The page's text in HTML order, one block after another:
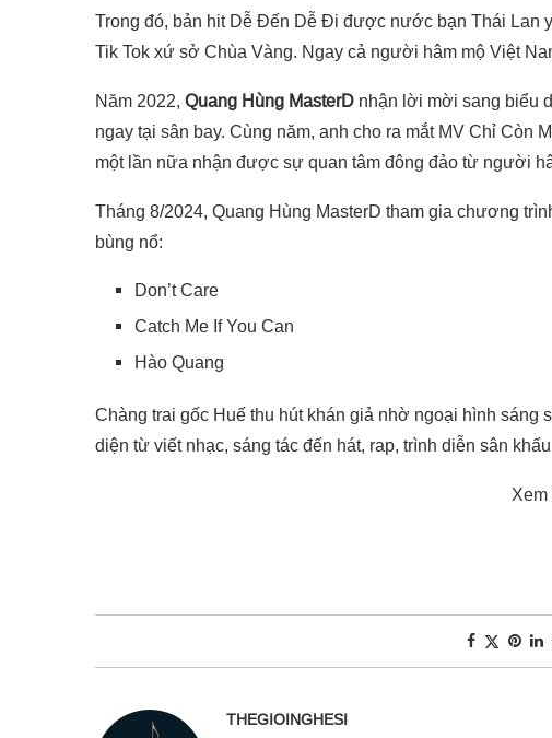
Trong đó, bản hit Dễ Đến Dễ Đi được nước bạn Thái Lan
Tik Tok xứ sở Chùa Vàng. Ngay cả người hâm mộ Việt
Năm 2022, Quang Hùng MasterD nhận lời mời sang biểu
ngay tại sân bay. Cùng năm, anh cho ra mắt MV Chỉ Còn
một lần nữa nhận được sự quan tâm đông đảo từ người
Tháng 8/2024, Quang Hùng MasterD tham gia chương
bùng nổ:
Don’t Care
Catch Me If You Can
Hào Quang
Chàng trai gốc Huế thu hút khán giả nhờ ngoại hình sáng
diện từ viết nhạc, sáng tác đến hát, rap, trình diễn sân
THEGIOINGHESI